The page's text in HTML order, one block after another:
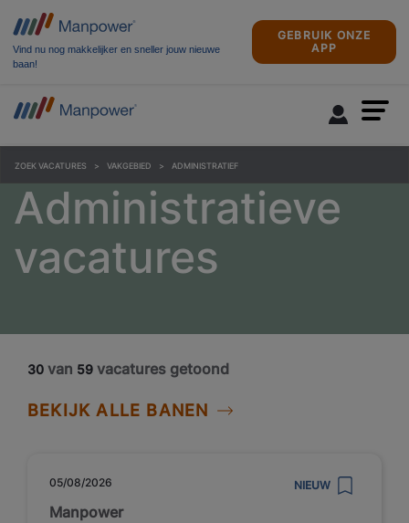
Vind nu nog makkelijker en sneller jouw nieuwe
baan!
GEBRUIK ONZE
APP
ZOEK VACATURES VAKGEBIED ADMINISTRATIEF
Administratieve
vacatures
BEKIJK ALLE BANEN
30 van 59 vacatures getoond
05/08/2026 NIEUW
Manpower